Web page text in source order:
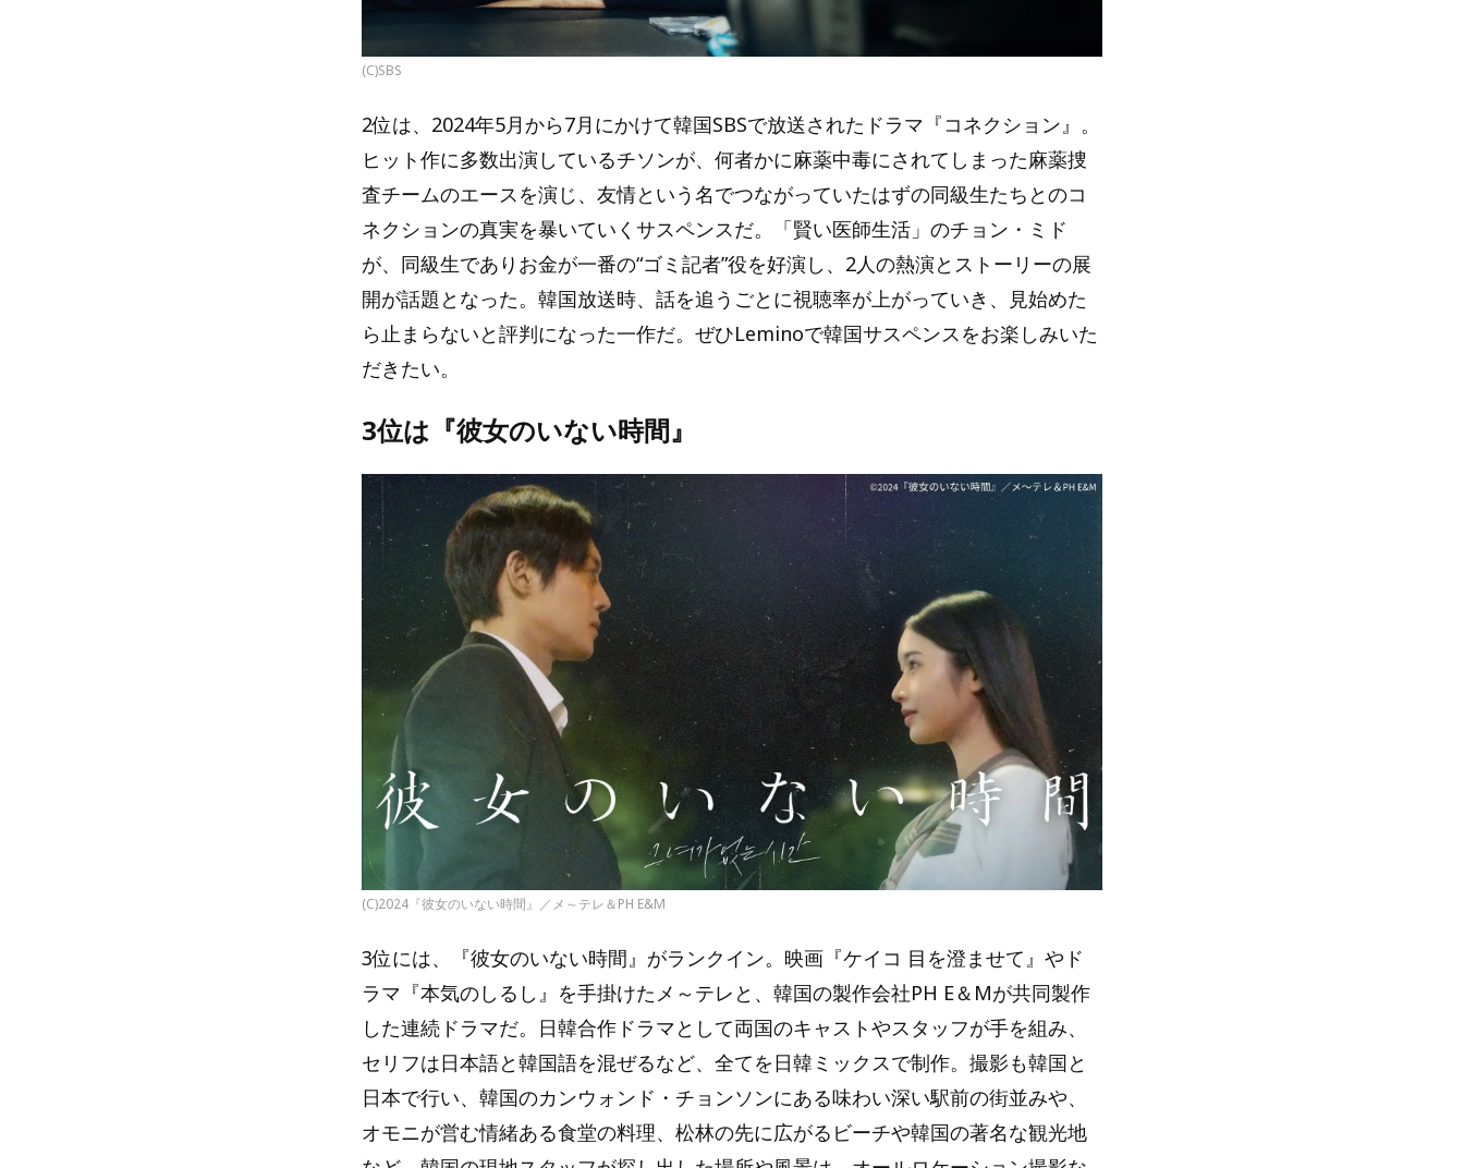
(C)SBS
2位は、2024年5月から7月にかけて韓国SBSで放送されたドラマ『コネクション』。
ヒット作に多数出演しているチソンが、何者かに麻薬中毒にされてしまった麻薬捜
査チームのエースを演じ、友情という名でつながっていたはずの同級生たちとのコ
ネクションの真実を暴いていくサスペンスだ。「賢い医師生活」のチョン・ミド
が、同級生でありお金が一番の“ゴミ記者”役を好演し、2人の熱演とストーリーの展
開が話題となった。韓国放送時、話を追うごとに視聴率が上がっていき、見始めた
ら止まらないと評判になった一作だ。ぜひLeminoで韓国サスペンスをお楽しみいた
だきたい。
3位は『彼女のいない時間』
(C)2024『彼女のいない時間』／メ～テレ＆PH E&M
3位には、『彼女のいない時間』がランクイン。映画『ケイコ 目を澄ませて』やド
ラマ『本気のしるし』を手掛けたメ～テレと、韓国の製作会社PH E＆Mが共同製作
した連続ドラマだ。日韓合作ドラマとして両国のキャストやスタッフが手を組み、
セリフは日本語と韓国語を混ぜるなど、全てを日韓ミックスで制作。撮影も韓国と
日本で行い、韓国のカンウォンド・チョンソンにある味わい深い駅前の街並みや、
オモニが営む情緒ある食堂の料理、松林の先に広がるビーチや韓国の著名な観光地